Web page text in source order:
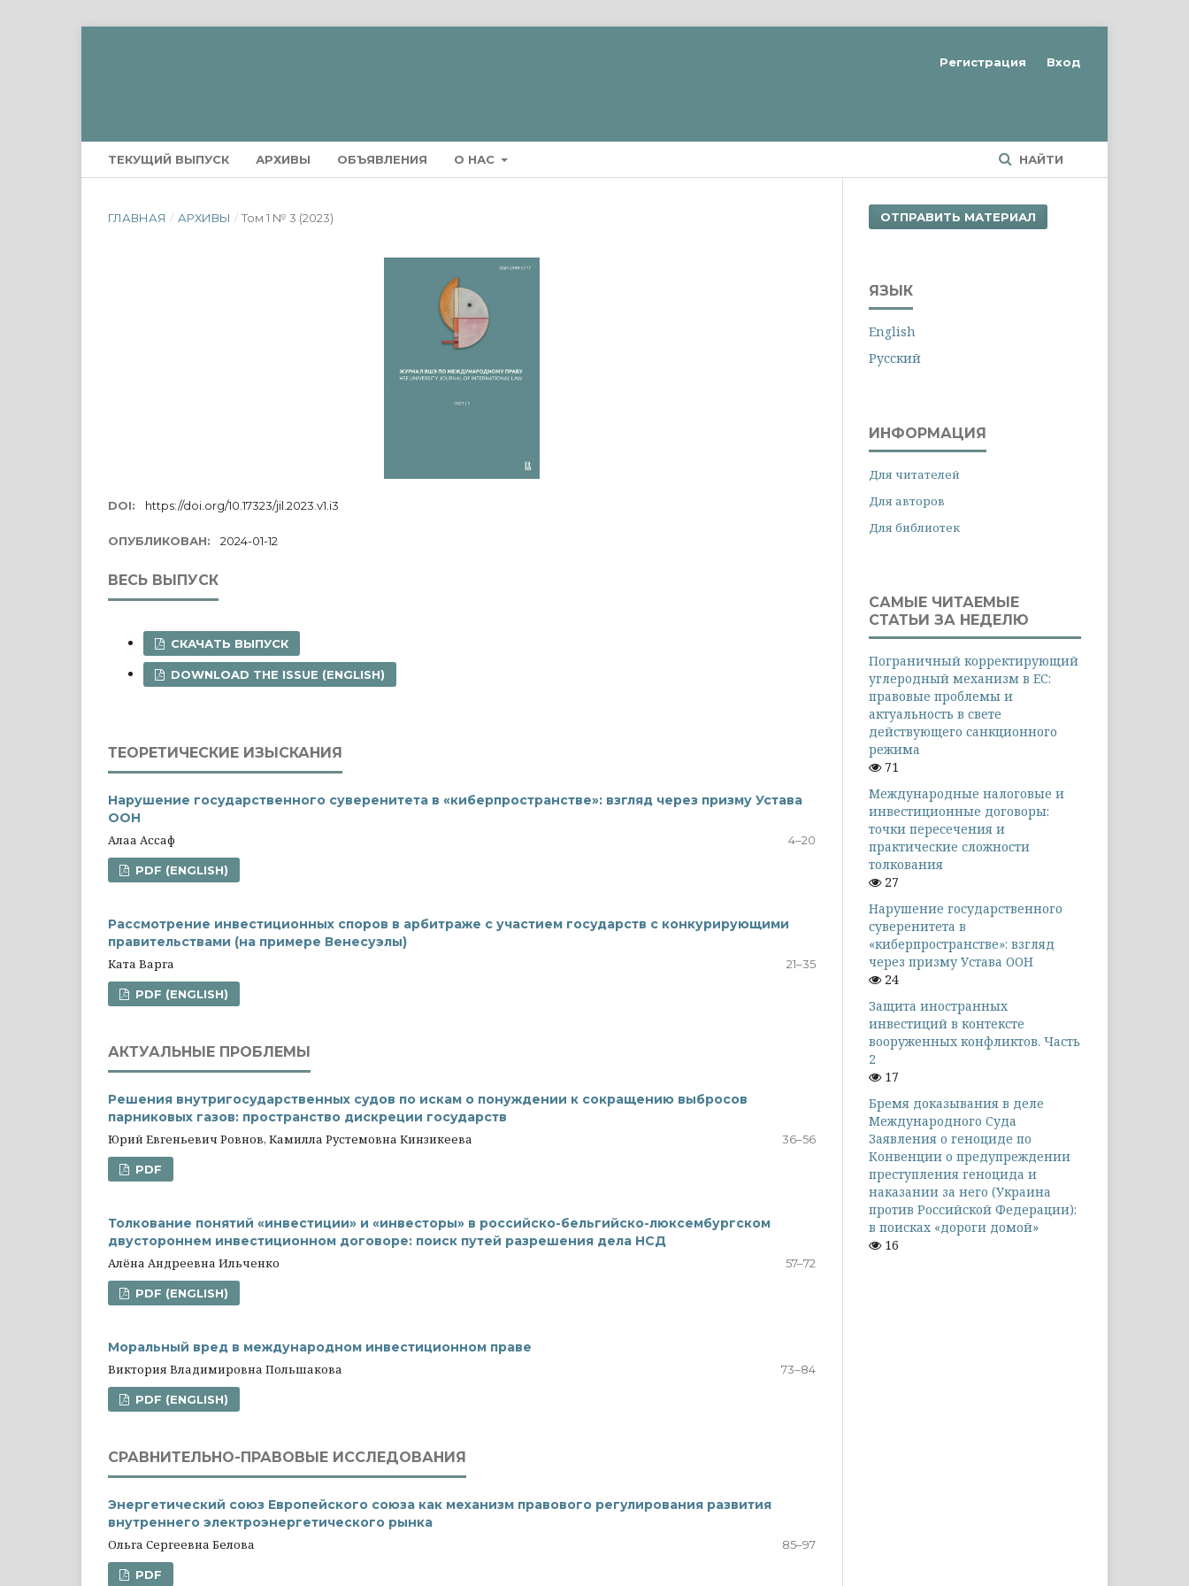
ТЕКУЩИЙ ВЫПУСК АРХИВЫ ОБЪЯВЛЕНИЯ О НАС НАЙТИ
Регистрация Вход
ГЛАВНАЯ / АРХИВЫ / Том 1 № 3 (2023)
DOI: https://doi.org/10.17323/jil.2023.v1.i3
ОПУБЛИКОВАН: 2024-01-12
ВЕСЬ ВЫПУСК
СКАЧАТЬ ВЫПУСК
DOWNLOAD THE ISSUE (ENGLISH)
ТЕОРЕТИЧЕСКИЕ ИЗЫСКАНИЯ
Нарушение государственного суверенитета в «киберпространстве»: взгляд через призму Устава
ООН
Алаа Ассаф
4–20
PDF (ENGLISH)
Рассмотрение инвестиционных споров в арбитраже с участием государств с конкурирующими
правительствами (на примере Венесуэлы)
Ката Варга
21–35
PDF (ENGLISH)
АКТУАЛЬНЫЕ ПРОБЛЕМЫ
Решения внутригосударственных судов по искам о понуждении к сокращению выбросов
парниковых газов: пространство дискреции государств
Юрий Евгеньевич Ровнов, Камилла Рустемовна Кинзикеева
36–56
PDF
Толкование понятий «инвестиции» и «инвесторы» в российско-бельгийско-люксембургском
двустороннем инвестиционном договоре: поиск путей разрешения дела НСД
Алёна Андреевна Ильченко
57–72
PDF (ENGLISH)
Моральный вред в международном инвестиционном праве
Виктория Владимировна Польшакова
73–84
PDF (ENGLISH)
СРАВНИТЕЛЬНО-ПРАВОВЫЕ ИССЛЕДОВАНИЯ
Энергетический союз Европейского союза как механизм правового регулирования развития
внутреннего электроэнергетического рынка
Ольга Сергеевна Белова
85–97
PDF
ОТПРАВИТЬ МАТЕРИАЛ
ЯЗЫК
English
Русский
ИНФОРМАЦИЯ
Для читателей
Для авторов
Для библиотек
САМЫЕ ЧИТАЕМЫЕ
СТАТЬИ ЗА НЕДЕЛЮ
Пограничный корректирующий
углеродный механизм в ЕС:
правовые проблемы и
актуальность в свете
действующего санкционного
режима
71
Международные налоговые и
инвестиционные договоры:
точки пересечения и
практические сложности
толкования
27
Нарушение государственного
суверенитета в
«киберпространстве»: взгляд
через призму Устава ООН
24
Защита иностранных
инвестиций в контексте
вооруженных конфликтов. Часть
2
17
Бремя доказывания в деле
Международного Суда
Заявления о геноциде по
Конвенции о предупреждении
преступления геноцида и
наказании за него (Украина
против Российской Федерации):
в поисках «дороги домой»
16